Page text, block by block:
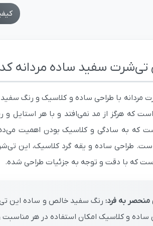
سفید ساده مردانه کد45
مردانه با طراحی ساده و کلاسیک و رنگ
که هرگز از مد نمی‌افتد و با هر استایل
که به سادگی و کلاسیک بودن اهمیت
که با دقت و توجه به جزئیات طراحی شده.
منحصر به فرد: رنگ سفید خالص و ساده این
ساده و کلاسیک امکان استفاده در هر مناسبت